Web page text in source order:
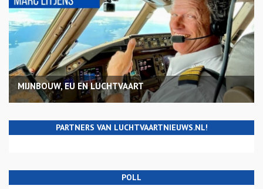
MIJNBOUW, EU EN LUCHTVAART
PARTNERS VAN LUCHTVAARTNIEUWS.NL!
POLL